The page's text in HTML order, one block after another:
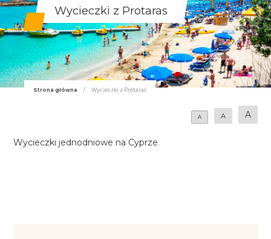
Wycieczki z Protaras
Strona główna / Wycieczki z Protaras
A A A
Wycieczki jednodniowe na Cyprze